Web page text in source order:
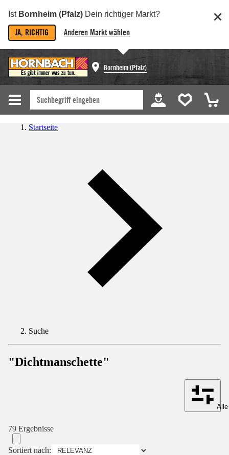
Ist Bornheim (Pfalz) Dein richtiger Markt?
JA, RICHTIG Anderen Markt wählen
Bornheim (Pfalz)
Startseite
Suche
"Dichtmanschette"
79 Ergebnisse
Sortiert nach: